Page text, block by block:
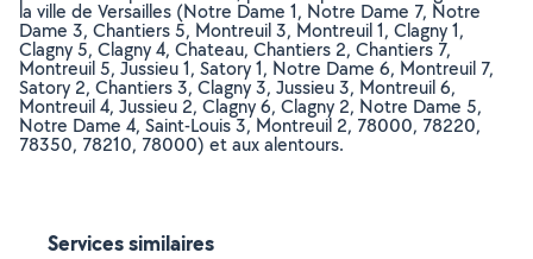
la ville de Versailles (Notre Dame 1, Notre Dame 7, Notre
Dame 3, Chantiers 5, Montreuil 3, Montreuil 1, Clagny 1,
Clagny 5, Clagny 4, Chateau, Chantiers 2, Chantiers 7,
Montreuil 5, Jussieu 1, Satory 1, Notre Dame 6, Montreuil 7,
Satory 2, Chantiers 3, Clagny 3, Jussieu 3, Montreuil 6,
Montreuil 4, Jussieu 2, Clagny 6, Clagny 2, Notre Dame 5,
Notre Dame 4, Saint-Louis 3, Montreuil 2, 78000, 78220,
78350, 78210, 78000) et aux alentours.
Services similaires